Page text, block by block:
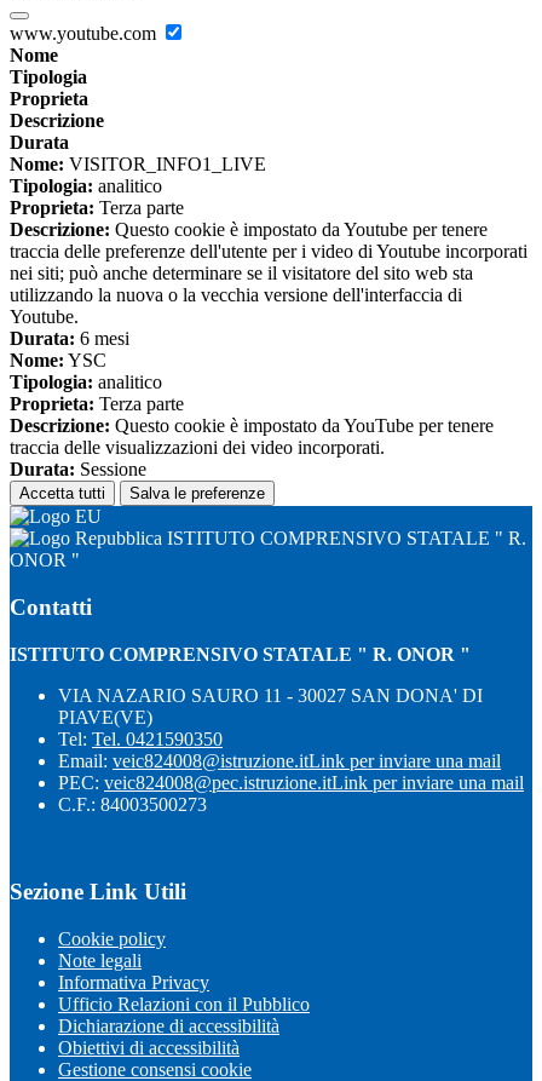
www.youtube.com
Nome
Tipologia
Proprieta
Descrizione
Durata
Nome: VISITOR_INFO1_LIVE
Tipologia: analitico
Proprieta: Terza parte
Descrizione: Questo cookie è impostato da Youtube per tenere
traccia delle preferenze dell'utente per i video di Youtube incorporati
nei siti; può anche determinare se il visitatore del sito web sta
utilizzando la nuova o la vecchia versione dell'interfaccia di
Youtube.
Durata: 6 mesi
Nome: YSC
Tipologia: analitico
Proprieta: Terza parte
Descrizione: Questo cookie è impostato da YouTube per tenere
traccia delle visualizzazioni dei video incorporati.
Durata: Sessione
Accetta tutti Salva le preferenze
ISTITUTO COMPRENSIVO STATALE " R.
ONOR "
Contatti
ISTITUTO COMPRENSIVO STATALE " R. ONOR "
VIA NAZARIO SAURO 11 - 30027 SAN DONA' DI
PIAVE(VE)
Tel: Tel. 0421590350
Email: veic824008@istruzione.itLink per inviare una mail
PEC: veic824008@pec.istruzione.itLink per inviare una mail
C.F.: 84003500273
Sezione Link Utili
Cookie policy
Note legali
Informativa Privacy
Ufficio Relazioni con il Pubblico
Dichiarazione di accessibilità
Obiettivi di accessibilità
Gestione consensi cookie